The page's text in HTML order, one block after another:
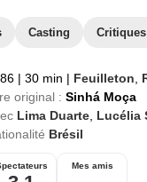
Casting Critiques
| 30 min | Feuilleton
original : Sinhá Moça
Lima Duarte Lucélia
Brésil
Mes amis